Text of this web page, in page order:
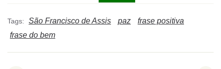
Tags: São Francisco de Assis paz
frase positiva
frase do bem